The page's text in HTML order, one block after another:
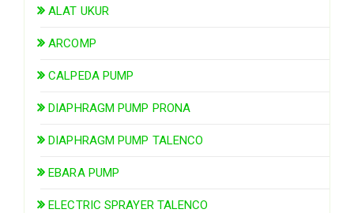
ALAT UKUR
ARCOMP
CALPEDA PUMP
DIAPHRAGM PUMP PRONA
DIAPHRAGM PUMP TALENCO
EBARA PUMP
ELECTRIC SPRAYER TALENCO